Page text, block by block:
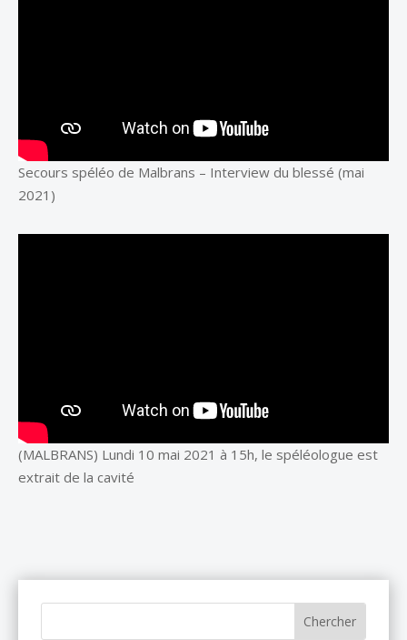
Secours spéléo de Malbrans – Interview du blessé (mai
2021)
(MALBRANS) Lundi 10 mai 2021 à 15h, le spéléologue est
extrait de la cavité